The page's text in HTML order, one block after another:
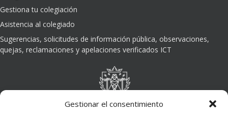
Gestionar el consentimiento
Gestiona tu colegiación
Asistencia al colegiado
Sugerencias, solicitudes de información pública, observaciones,
quejas, reclamaciones y apelaciones verificados ICT